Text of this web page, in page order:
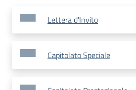
Lettera d'Invito
Capitolato Speciale